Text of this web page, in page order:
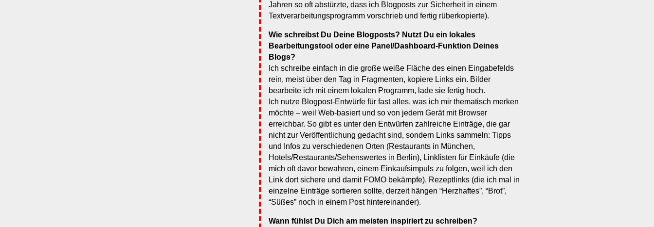
Jahren so oft abstürzte, dass ich Blogposts zur Sicherheit in einem
Textverarbeitungsprogramm vorschrieb und fertig rüberkopierte).
Wie schreibst Du Deine Blogposts? Nutzt Du ein lokales
Bearbeitungstool oder eine Panel/Dashboard-Funktion Deines
Blogs?
Ich schreibe einfach in die große weiße Fläche des einen Eingabefelds
rein, meist über den Tag in Fragmenten, kopiere Links ein. Bilder
bearbeite ich mit einem lokalen Programm, lade sie fertig hoch.
Ich nutze Blogpost-Entwürfe für fast alles, was ich mir thematisch merken
möchte – weil Web-basiert und so von jedem Gerät mit Browser
erreichbar. So gibt es unter den Entwürfen zahlreiche Einträge, die gar
nicht zur Veröffentlichung gedacht sind, sondern Links sammeln: Tipps
und Infos zu verschiedenen Orten (Restaurants in München,
Hotels/Restaurants/Sehenswertes in Berlin), Linklisten für Einkäufe (die
mich oft davor bewahren, einem Einkaufsimpuls zu folgen, weil ich den
Link dort sichere und damit FOMO bekämpfe), Rezeptlinks (die ich mal in
einzelne Einträge sortieren sollte, derzeit hängen “Herzhaftes”, “Brot”,
“Süßes” noch in einem Post hintereinander).
Wann fühlst Du Dich am meisten inspiriert zu schreiben?